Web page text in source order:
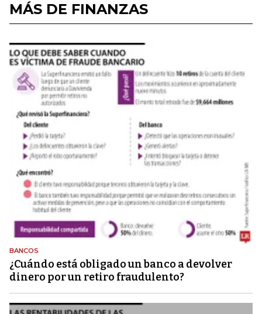
MÁS DE FINANZAS
BANCOS
¿Cuándo está obligado un banco a devolver
dinero por un retiro fraudulento?